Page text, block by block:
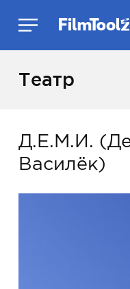
Театр
Д.Е.М.И.
Василёк)